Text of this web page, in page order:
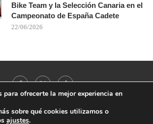
Bike Team y la Selección Canaria en el
Campeonato de España Cadete
22/06/2026
Reserved. Designed and Developed by
para ofrecerte la mejor experiencia en
sobre qué cookies utilizamos o
ajustes.